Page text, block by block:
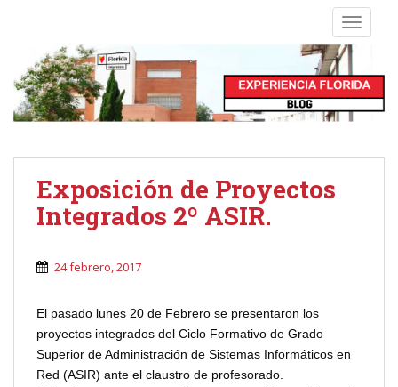
Exposición de Proyectos
Integrados 2º ASIR.
24 febrero, 2017
El pasado lunes 20 de Febrero se presentaron los
proyectos integrados del Ciclo Formativo de Grado
Superior de Administración de Sistemas Informáticos en
Red (ASIR) ante el claustro de profesorado.